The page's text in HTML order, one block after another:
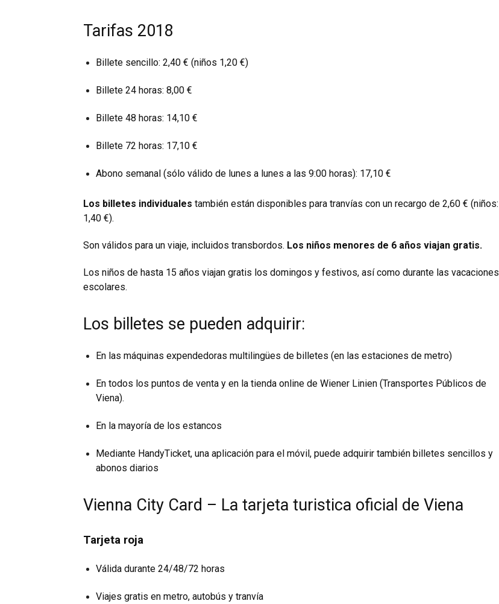
Tarifas 2018
Billete sencillo: 2,40 € (niños 1,20 €)
Billete 24 horas: 8,00 €
Billete 48 horas: 14,10 €
Billete 72 horas: 17,10 €
Abono semanal (sólo válido de lunes a lunes a las 9:00 horas): 17,10 €
Los billetes individuales también están disponibles para tranvías con un recargo de 2,60 € (niños:
1,40 €).
Son válidos para un viaje, incluidos transbordos. Los niños menores de 6 años viajan gratis.
Los niños de hasta 15 años viajan gratis los domingos y festivos, así como durante las vacaciones
escolares.
Los billetes se pueden adquirir:
En las máquinas expendedoras multilingües de billetes (en las estaciones de metro)
En todos los puntos de venta y en la tienda online de Wiener Linien (Transportes Públicos de
Viena).
En la mayoría de los estancos
Mediante HandyTicket, una aplicación para el móvil, puede adquirir también billetes sencillos y
abonos diarios
Vienna City Card – La tarjeta turistica oficial de Viena
Tarjeta roja
Válida durante 24/48/72 horas
Viajes gratis en metro, autobús y tranvía